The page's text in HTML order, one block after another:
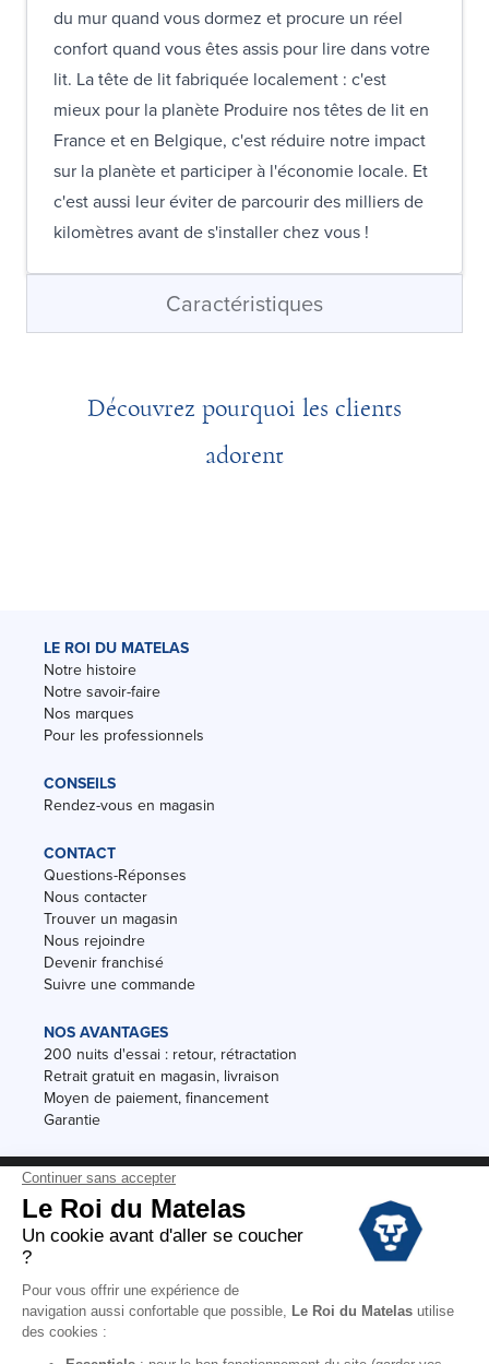
du mur quand vous dormez et procure un réel
confort quand vous êtes assis pour lire dans votre
lit. La tête de lit fabriquée localement : c'est
mieux pour la planète Produire nos têtes de lit en
France et en Belgique, c'est réduire notre impact
sur la planète et participer à l'économie locale. Et
c'est aussi leur éviter de parcourir des milliers de
kilomètres avant de s'installer chez vous !
Caractéristiques
Découvrez pourquoi les clients
adorent
LE ROI DU MATELAS
Notre histoire
Notre savoir-faire
Nos marques
Pour les professionnels
CONSEILS
Rendez-vous en magasin
CONTACT
Questions-Réponses
Nous contacter
Trouver un magasin
Nous rejoindre
Devenir franchisé
Suivre une commande
NOS AVANTAGES
200 nuits d'essai : retour, rétractation
Retrait gratuit en magasin, livraison
Moyen de paiement, financement
Garantie
Conditions des offres
Black Friday
Destockage
Conditions Générales de vente magasin